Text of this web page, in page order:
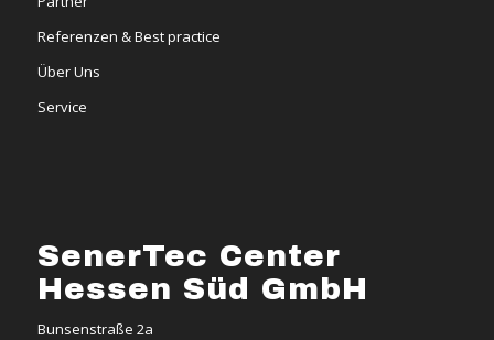
Referenzen & Best practice
Über Uns
Service
SenerTec Center
Hessen Süd GmbH
Bunsenstraße 2a